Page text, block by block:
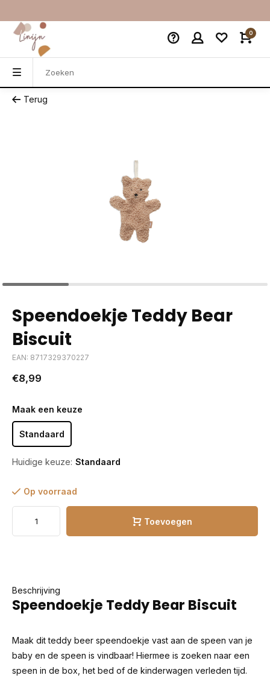
0
Terug
Speendoekje Teddy Bear
Biscuit
EAN: 8717329370227
€8,99
Maak een keuze
Standaard
Huidige keuze: Standaard
Op voorraad
Toevoegen
Beschrijving
Speendoekje Teddy Bear Biscuit
Maak dit teddy beer speendoekje vast aan de speen van je
baby en de speen is vindbaar! Hiermee is zoeken naar een
speen in de box, het bed of de kinderwagen verleden tijd.